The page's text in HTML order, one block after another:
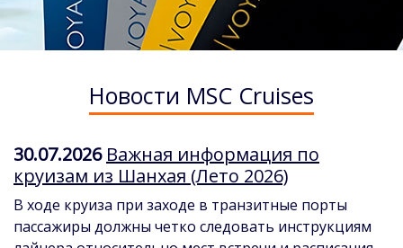
Новости MSC Cruises
30.07.2026 Важная информация по
круизам из Шанхая (Лето 2026)
В ходе круиза при заходе в транзитные порты
пассажиры должны четко следовать инструкциям